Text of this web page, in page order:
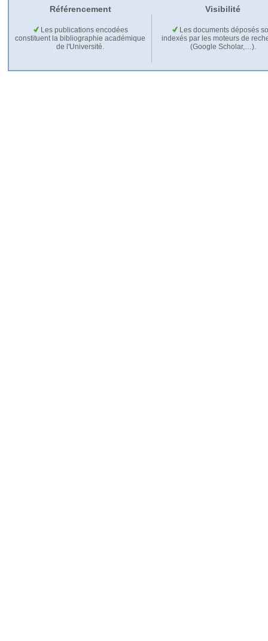
Référencement Visibilité
Les publications encodées
constituent la bibliographie académique
de l'Université.
Les documents déposés
indexés par les moteurs de
(Google Scholar,…).